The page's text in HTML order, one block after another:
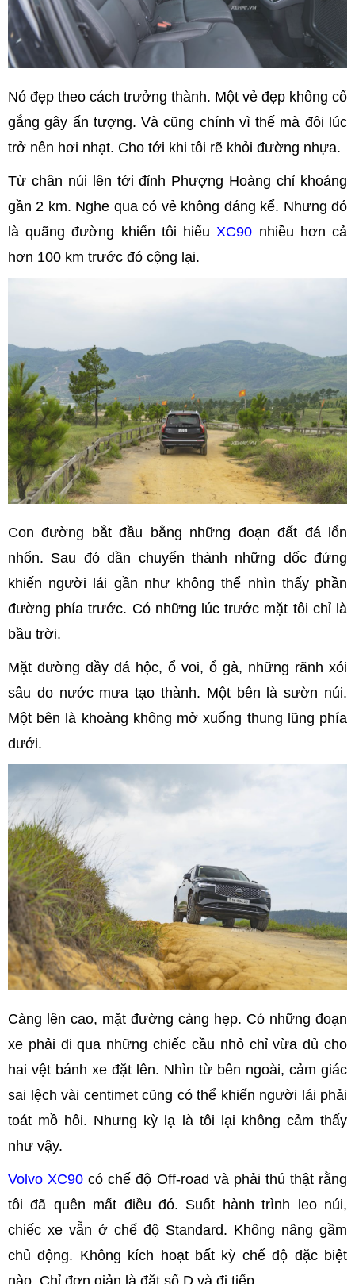
Nó đẹp theo cách trưởng thành. Một vẻ đẹp không cố
gắng gây ấn tượng. Và cũng chính vì thế mà đôi lúc
trở nên hơi nhạt. Cho tới khi tôi rẽ khỏi đường nhựa.
Từ chân núi lên tới đỉnh Phượng Hoàng chỉ khoảng
gần 2 km. Nghe qua có vẻ không đáng kể. Nhưng đó
là quãng đường khiến tôi hiểu XC90 nhiều hơn cả
hơn 100 km trước đó cộng lại.
Con đường bắt đầu bằng những đoạn đất đá lổn
nhổn. Sau đó dần chuyển thành những dốc đứng
khiến người lái gần như không thể nhìn thấy phần
đường phía trước. Có những lúc trước mặt tôi chỉ là
bầu trời.
Mặt đường đầy đá hộc, ổ voi, ổ gà, những rãnh xói
sâu do nước mưa tạo thành. Một bên là sườn núi.
Một bên là khoảng không mở xuống thung lũng phía
dưới.
Càng lên cao, mặt đường càng hẹp. Có những đoạn
xe phải đi qua những chiếc cầu nhỏ chỉ vừa đủ cho
hai vệt bánh xe đặt lên. Nhìn từ bên ngoài, cảm giác
sai lệch vài centimet cũng có thể khiến người lái phải
toát mồ hôi. Nhưng kỳ lạ là tôi lại không cảm thấy
như vậy.
Volvo XC90 có chế độ Off-road và phải thú thật rằng
tôi đã quên mất điều đó. Suốt hành trình leo núi,
chiếc xe vẫn ở chế độ Standard. Không nâng gầm
chủ động. Không kích hoạt bất kỳ chế độ đặc biệt